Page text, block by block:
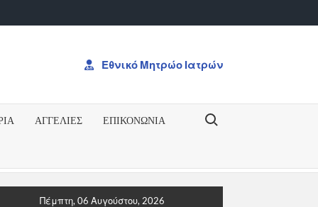
Εθνικό Μητρώο Ιατρών
ΑΓΓΕΛΙΕΣ ΕΠΙΚΟΝΩΝΊΑ
Search for:
ΔΠΜΣΠΡΟΚΥΡΗΞΗ ΓΙΑ ΤΟ ΔΠΜΣ “Ογκολογία: Από την
Πέμπτη, 06 Αυγούστου, 2026